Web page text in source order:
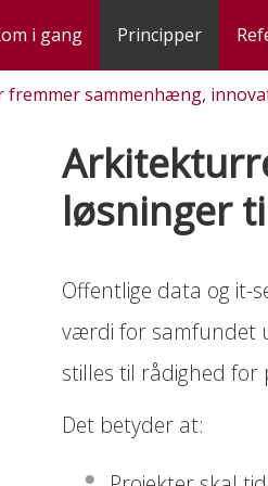
i gang Principper
rammer
og effektivitet
og dokumenter
for borgere og virksomheder
af arkitektur i
i den offentlige sektor
sektor
og brugerstyring
med Archimate
fremmer sammenhæng,
løsninger
Offentlige data og it-
værdi for samfundet
stilles til rådighed for
Det betyder at: